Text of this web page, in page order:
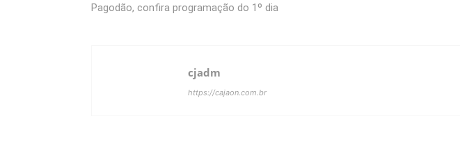
Pagodão, confira programação do 1º dia
cjadm
https://cajaon.com.br